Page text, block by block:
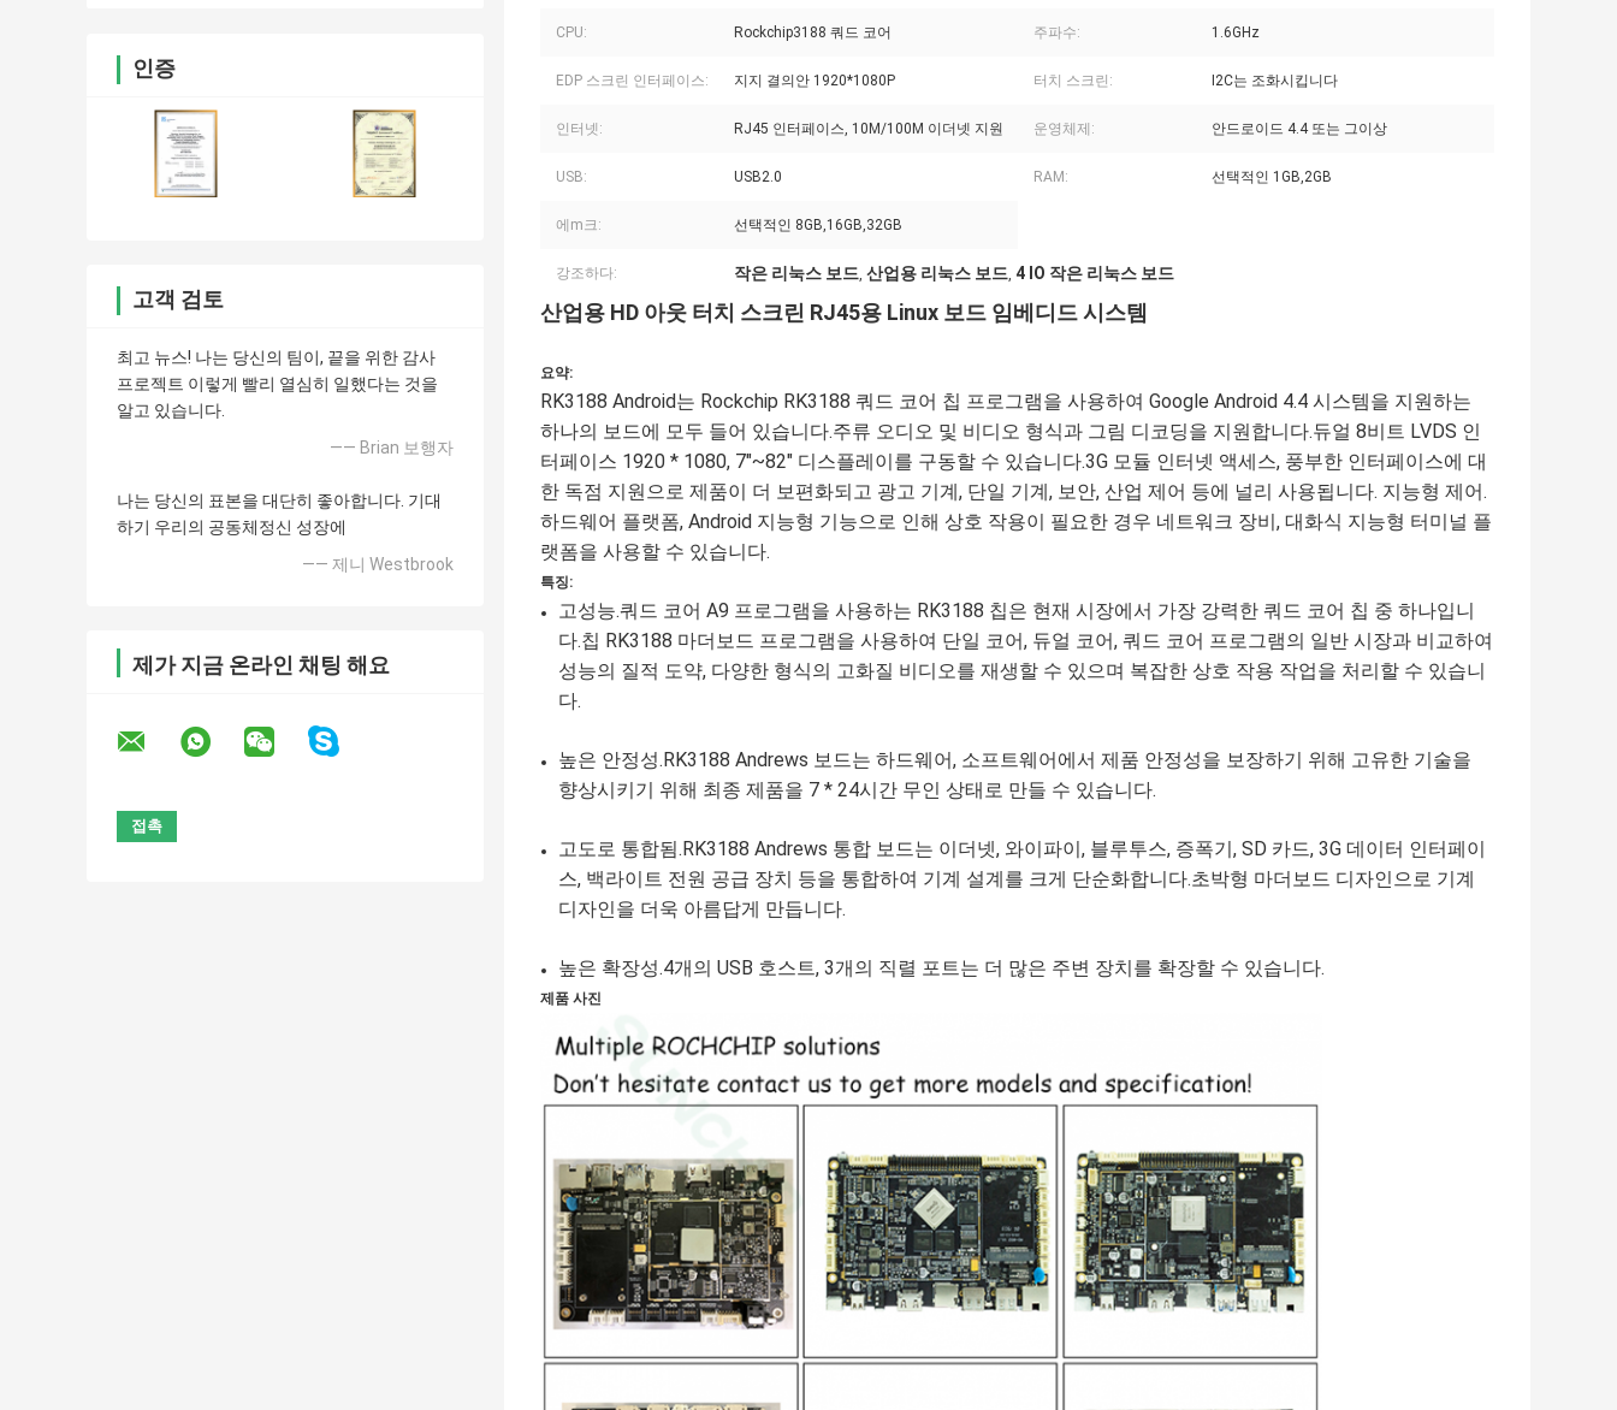
인증
고객 검토
최고 뉴스! 나는 당신의 팀이, 끝을 위한 감사
프로젝트 이렇게 빨리 열심히 일했다는 것을
알고 있습니다.
—— Brian 보행자
나는 당신의 표본을 대단히 좋아합니다. 기대
하기 우리의 공동체정신 성장에
—— 제니 Westbrook
제가 지금 온라인 채팅 해요
CPU: Rockchip3188 쿼드 코어 주파수: 1.6GHz
EDP 스크린 인터페이스: 지지 결의안 1920*1080P 터치 스크린: I2C는 조화시킵니다
인터넷: RJ45 인터페이스, 10M/100M 이더넷 지원 운영체제: 안드로이드 4.4 또는 그이상
USB: USB2.0 RAM: 선택적인 1GB,2GB
에m크: 선택적인 8GB,16GB,32GB
강조하다: 작은 리눅스 보드, 산업용 리눅스 보드, 4 IO 작은 리눅스 보드
산업용 HD 아웃 터치 스크린 RJ45용 Linux 보드 임베디드 시스템
요약:
RK3188 Android는 Rockchip RK3188 쿼드 코어 칩 프로그램을 사용하여 Google Android 4.4 시스템을 지원하는
하나의 보드에 모두 들어 있습니다.주류 오디오 및 비디오 형식과 그림 디코딩을 지원합니다.듀얼 8비트 LVDS 인
터페이스 1920 * 1080, 7"~82" 디스플레이를 구동할 수 있습니다.3G 모듈 인터넷 액세스, 풍부한 인터페이스에 대
한 독점 지원으로 제품이 더 보편화되고 광고 기계, 단일 기계, 보안, 산업 제어 등에 널리 사용됩니다. 지능형 제어.
하드웨어 플랫폼, Android 지능형 기능으로 인해 상호 작용이 필요한 경우 네트워크 장비, 대화식 지능형 터미널 플
랫폼을 사용할 수 있습니다.
특징:
고성능.쿼드 코어 A9 프로그램을 사용하는 RK3188 칩은 현재 시장에서 가장 강력한 쿼드 코어 칩 중 하나입니
다.칩 RK3188 마더보드 프로그램을 사용하여 단일 코어, 듀얼 코어, 쿼드 코어 프로그램의 일반 시장과 비교하여
성능의 질적 도약, 다양한 형식의 고화질 비디오를 재생할 수 있으며 복잡한 상호 작용 작업을 처리할 수 있습니
다.
높은 안정성.RK3188 Andrews 보드는 하드웨어, 소프트웨어에서 제품 안정성을 보장하기 위해 고유한 기술을
향상시키기 위해 최종 제품을 7 * 24시간 무인 상태로 만들 수 있습니다.
고도로 통합됨.RK3188 Andrews 통합 보드는 이더넷, 와이파이, 블루투스, 증폭기, SD 카드, 3G 데이터 인터페이
스, 백라이트 전원 공급 장치 등을 통합하여 기계 설계를 크게 단순화합니다.초박형 마더보드 디자인으로 기계
디자인을 더욱 아름답게 만듭니다.
높은 확장성.4개의 USB 호스트, 3개의 직렬 포트는 더 많은 주변 장치를 확장할 수 있습니다.
제품 사진